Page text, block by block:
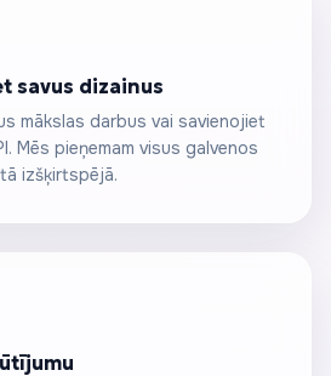
savus dizainus
mākslas darbus vai savienojiet
Mēs pieņemam visus galvenos
izšķirtspējā.